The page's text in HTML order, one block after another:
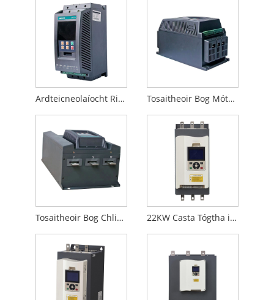
Ardteicneolaíocht Rialaithe Mótair AC Tosaitheoir Bog Tosaitheoir Bog Mótair AC atá tíosach ar fhuinneamh
Tosaitheoir Bog Chliste AC HVAC 250kw 22KW Casta Tógtha i Seachbhóthar AC Bog tosaithe do Electric Motort